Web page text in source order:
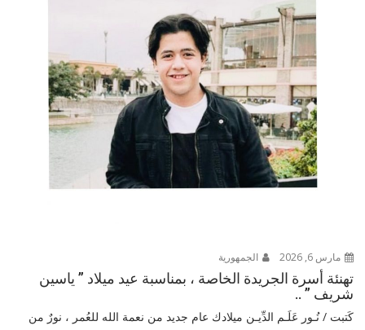
مارس 6, 2026 الجمهورية
تهنئة أسرة الجريدة الخاصة ، بمناسبة عيد ميلاد ” ياسين
شريف ” ..
كَتبت / نُـور عَلَـم الدِّيـن ميلادك عام جديد من نعمة الله للعُمر ، نورٌ من